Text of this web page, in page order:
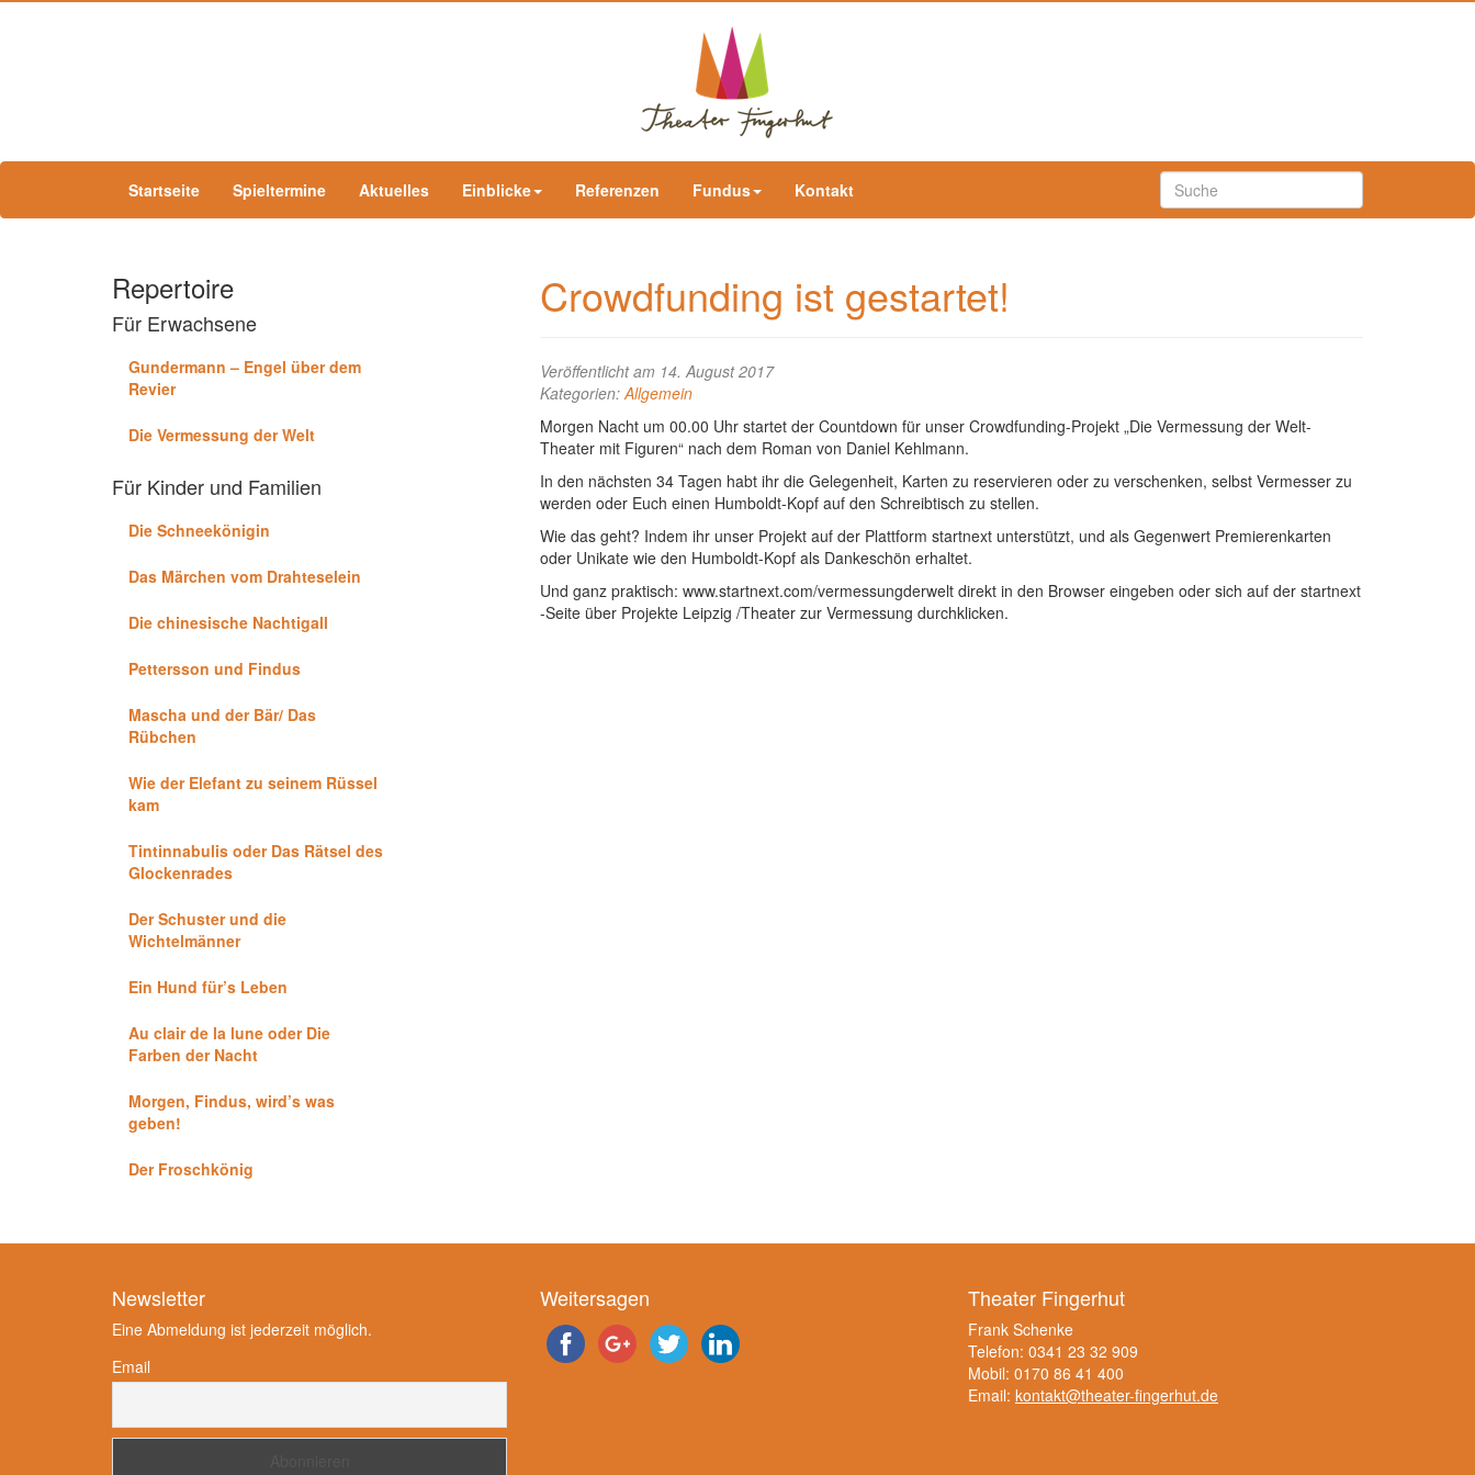
Startseite Spieltermine Aktuelles Einblicke Referenzen Fundus Kontakt
Repertoire
Für Erwachsene
Gundermann – Engel über dem
Revier
Die Vermessung der Welt
Für Kinder und Familien
Die Schneekönigin
Das Märchen vom Drahteselein
Die chinesische Nachtigall
Pettersson und Findus
Mascha und der Bär/ Das
Rübchen
Wie der Elefant zu seinem Rüssel
kam
Tintinnabulis oder Das Rätsel des
Glockenrades
Der Schuster und die
Wichtelmänner
Ein Hund für’s Leben
Au clair de la lune oder Die
Farben der Nacht
Morgen, Findus, wird’s was
geben!
Der Froschkönig
Crowdfunding ist gestartet!
Veröffentlicht am 14. August 2017
Kategorien:Allgemein
Morgen Nacht um 00.00 Uhr startet der Countdown für unser Crowdfunding-Projekt „Die Vermessung der Welt-
Theater mit Figuren“ nach dem Roman von Daniel Kehlmann.
In den nächsten 34 Tagen habt ihr die Gelegenheit, Karten zu reservieren oder zu verschenken, selbst Vermesser zu
werden oder Euch einen Humboldt-Kopf auf den Schreibtisch zu stellen.
Wie das geht? Indem ihr unser Projekt auf der Plattform startnext unterstützt, und als Gegenwert Premierenkarten
oder Unikate wie den Humboldt-Kopf als Dankeschön erhaltet.
Und ganz praktisch: www.startnext.com/vermessungderwelt direkt in den Browser eingeben oder sich auf der startnext
-Seite über Projekte Leipzig /Theater zur Vermessung durchklicken.
Newsletter
Eine Abmeldung ist jederzeit möglich.
Email
Weitersagen Theater Fingerhut
Frank Schenke
Telefon: 0341 23 32 909
Mobil: 0170 86 41 400
Email: kontakt@theater-fingerhut.de